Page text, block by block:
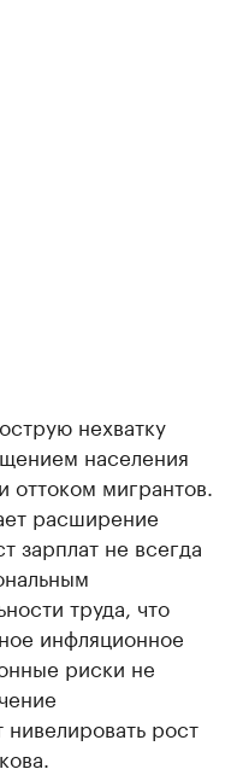
нехватку
населения
оттоком мигрантов.
расширение
зарплат не всегда
труда, что
инфляционное
риски не
рост